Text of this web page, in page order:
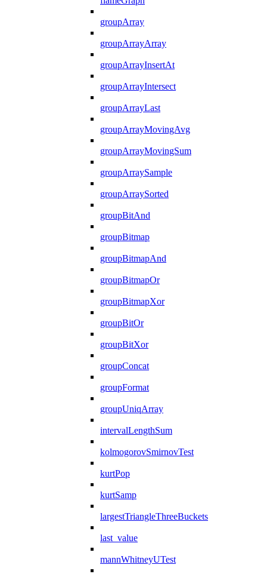
groupArray
groupArrayArray
groupArrayInsertAt
groupArrayIntersect
groupArrayLast
groupArrayMovingAvg
groupArrayMovingSum
groupArraySample
groupArraySorted
groupBitAnd
groupBitmap
groupBitmapAnd
groupBitmapOr
groupBitmapXor
groupBitOr
groupBitXor
groupConcat
groupFormat
groupUniqArray
intervalLengthSum
kolmogorovSmirnovTest
kurtPop
kurtSamp
largestTriangleThreeBuckets
last_value
mannWhitneyUTest